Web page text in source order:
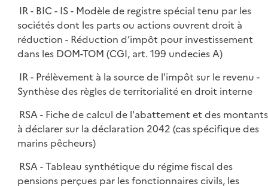
IR - BIC - IS - Modèle de registre spécial tenu par les
sociétés dont les parts ou actions ouvrent droit à
réduction - Réduction d’impôt pour investissement
dans les DOM-TOM (CGI, art. 199 undecies A)
IR - Prélèvement à la source de l'impôt sur le revenu -
Synthèse des règles de territorialité en droit interne
RSA - Fiche de calcul de l'abattement et des montants
à déclarer sur la déclaration 2042 (cas spécifique des
marins pêcheurs)
RSA - Tableau synthétique du régime fiscal des
pensions perçues par les fonctionnaires civils, les